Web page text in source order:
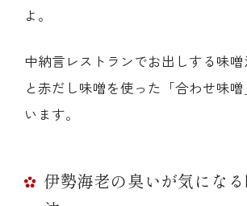
よ。
中納言レストランでお出しする味
と赤だし味噌を使った「合わせ味
います。
伊勢海老の臭いが気にな